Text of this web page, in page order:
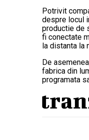
Potrivit
despre locul
productie de
fi conectate
la distanta la
De
fabrica din
programata